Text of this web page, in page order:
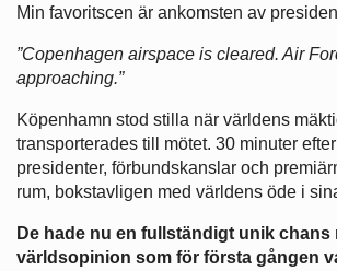
Min favoritscen är ankomsten av
”Copenhagen airspace is cleared. Air
approaching.”
Köpenhamn stod stilla när världens
transporterades till mötet. 30 minuter
presidenter, förbundskanslar och
rum, bokstavligen med världens öde i
De hade nu en fullständigt unik chans
världsopinion som för första gången